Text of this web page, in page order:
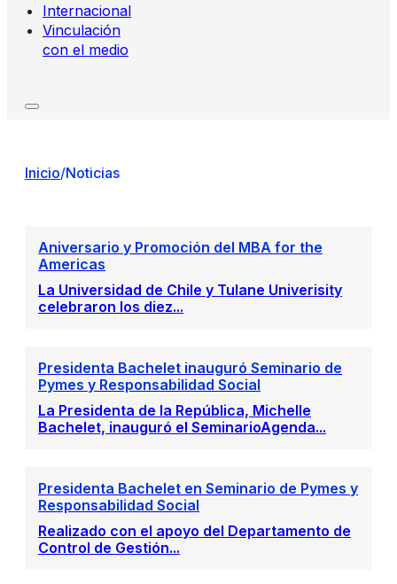
Internacional
Vinculación
con el medio
Inicio/Noticias
Aniversario y Promoción del MBA for the
Americas
La Universidad de Chile y Tulane Univerisity
celebraron los diez...
Presidenta Bachelet inauguró Seminario de
Pymes y Responsabilidad Social
La Presidenta de la República, Michelle
Bachelet, inauguró el SeminarioAgenda...
Presidenta Bachelet en Seminario de Pymes y
Responsabilidad Social
Realizado con el apoyo del Departamento de
Control de Gestión...